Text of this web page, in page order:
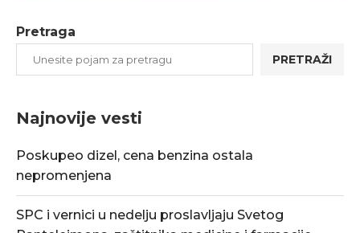
Pretraga
PRETRAŽI
Najnovije vesti
Poskupeo dizel, cena benzina ostala
nepromenjena
SPC i vernici u nedelju proslavljaju Svetog